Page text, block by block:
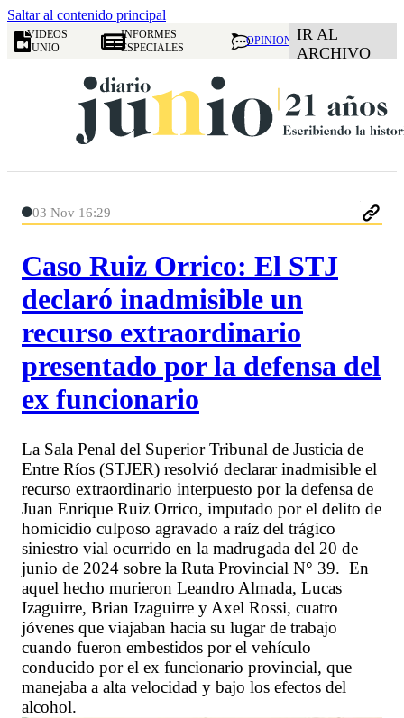
Saltar al contenido principal
VIDEOS
JUNIO
INFORMES
ESPECIALES
OPINION IR AL
ARCHIVO
03 Nov 16:29
Caso Ruiz Orrico: El STJ
declaró inadmisible un
recurso extraordinario
presentado por la defensa del
ex funcionario
La Sala Penal del Superior Tribunal de Justicia de
Entre Ríos (STJER) resolvió declarar inadmisible el
recurso extraordinario interpuesto por la defensa de
Juan Enrique Ruiz Orrico, imputado por el delito de
homicidio culposo agravado a raíz del trágico
siniestro vial ocurrido en la madrugada del 20 de
junio de 2024 sobre la Ruta Provincial N° 39. En
aquel hecho murieron Leandro Almada, Lucas
Izaguirre, Brian Izaguirre y Axel Rossi, cuatro
jóvenes que viajaban hacia su lugar de trabajo
cuando fueron embestidos por el vehículo
conducido por el ex funcionario provincial, que
manejaba a alta velocidad y bajo los efectos del
alcohol.